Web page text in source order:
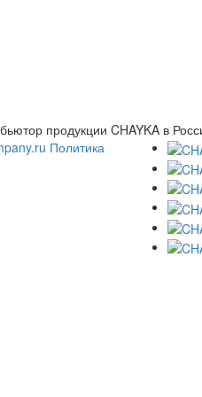
продукции CHAYKA в
Политика